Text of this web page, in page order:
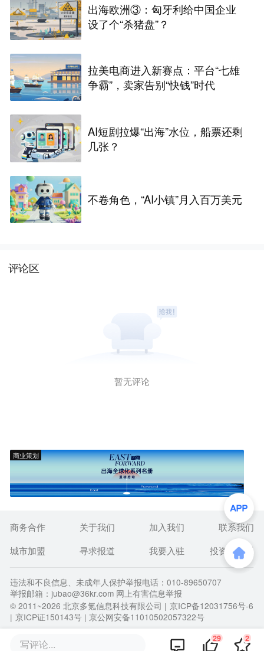
出海欧洲③：匈牙利给中国企业
设了个“杀猪盘”？
拉美电商进入新赛点：平台“七雄
争霸”，卖家告别“快钱”时代
AI短剧拉爆“出海”水位，船票还剩
几张？
不卷角色，“AI小镇”月入百万美元
评论区
暂无评论
商业策划
写评论... 29 2
商务合作 关于我们 加入我们
联系我们
城市加盟
寻求报道 我要入驻 投资者关系
违法和不良信息、未成年人保护举报电话：010-89650707
举报邮箱：jubao@36kr.com 网上有害信息举报
© 2011~2026 北京多氪信息科技有限公司 | 京ICP备12031756号-6
| 京ICP证150143号 | 京公网安备11010502057322号